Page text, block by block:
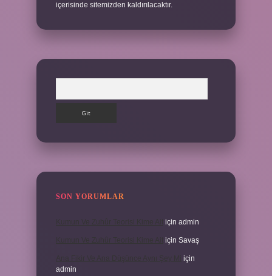
içerisinde sitemizden kaldırılacaktır.
SON YORUMLAR
için admin
için Savaş
için
admin